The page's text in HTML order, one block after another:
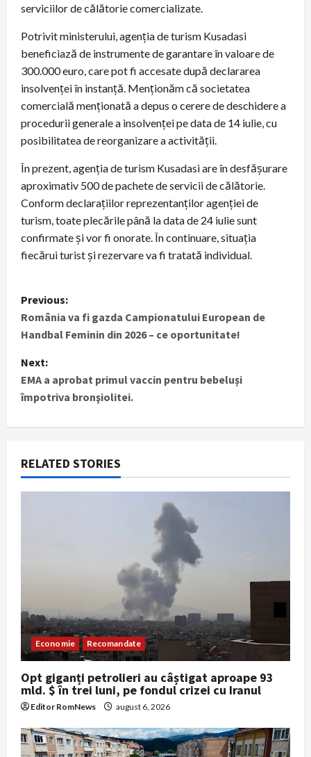
serviciilor de călătorie comercializate.
Potrivit ministerului, agenția de turism Kusadasi
beneficiază de instrumente de garantare în valoare de
300.000 euro, care pot fi accesate după declararea
insolvenței în instanță. Menționăm că societatea
comercială menționată a depus o cerere de deschidere a
procedurii generale a insolvenței pe data de 14 iulie, cu
posibilitatea de reorganizare a activității.
În prezent, agenția de turism Kusadasi are în desfășurare
aproximativ 500 de pachete de servicii de călătorie.
Conform declarațiilor reprezentanților agenției de
turism, toate plecările până la data de 24 iulie sunt
confirmate și vor fi onorate. În continuare, situația
fiecărui turist și rezervare va fi tratată individual.
P
o
s
t
v
i
i
o
n
Previous:
România va fi gazda Campionatului European de
Handbal Feminin din 2026 – ce oportunitate!
Next:
EMA a aprobat primul vaccin pentru bebeluși
împotriva bronşiolitei.
RELATED STORIES
Economie Recomandate
Opt giganți petrolieri au câștigat aproape 93
mld. $ în trei luni, pe fondul crizei cu Iranul
Editor RomNews august 6, 2026